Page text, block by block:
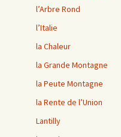
l’Arbre Rond
l’Italie
la Chaleur
la Grande Montagne
la Peute Montagne
la Rente de l’Union
Lantilly